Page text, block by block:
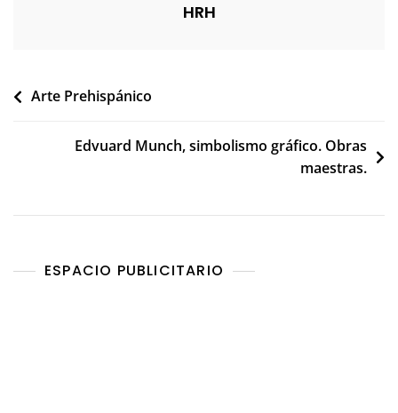
HRH
Navegación
entradas
Arte Prehispánico
Edvuard Munch, simbolismo gráfico. Obras
maestras.
ESPACIO PUBLICITARIO